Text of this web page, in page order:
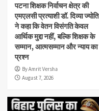
पटना शिक्षक निर्वाचन क्षेत्र की
एमएलसी प्रत्याशी डॉ. दिव्या ज्योति
ने कहा कि वेतन विसंगति केवल
आर्थिक मुद्दा नहीं, बल्कि शिक्षक के
सम्मान, आत्मसम्मान और न्याय का
प्रश्न
By Amrit Versha
August 7, 2026